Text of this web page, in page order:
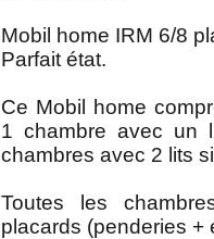
Mobil home IRM 6/8
Parfait état.
Ce Mobil home
1 chambre avec un
chambres avec 2 lits
Toutes les
placards (penderies +